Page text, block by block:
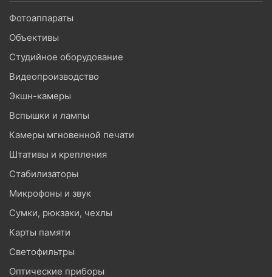
Фотоаппараты
Объективы
Студийное оборудование
Видеопроизводство
Экшн-камеры
Вспышки и лампы
Камеры мгновенной печати
Штативы и крепления
Стабилизаторы
Микрофоны и звук
Сумки, рюкзаки, чехлы
Карты памяти
Светофильтры
Оптические приборы